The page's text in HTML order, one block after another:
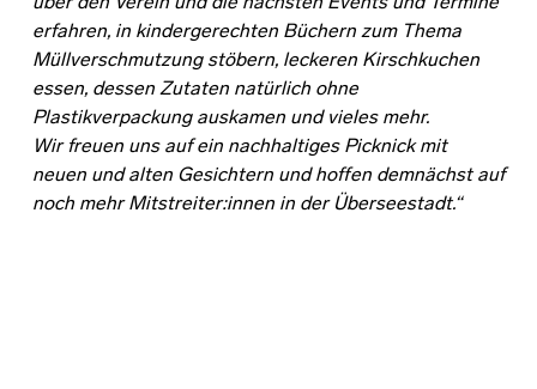
über den Verein und die nächsten Events und Termine
erfahren, in kindergerechten Büchern zum Thema
Müllverschmutzung stöbern, leckeren Kirschkuchen
essen, dessen Zutaten natürlich ohne
Plastikverpackung auskamen und vieles mehr.
Wir freuen uns auf ein nachhaltiges Picknick mit
neuen und alten Gesichtern und hoffen demnächst auf
noch mehr Mitstreiter:innen in der Überseestadt.“